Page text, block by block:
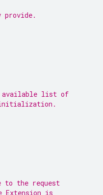
available list of
initialization.
to the request
Extension is